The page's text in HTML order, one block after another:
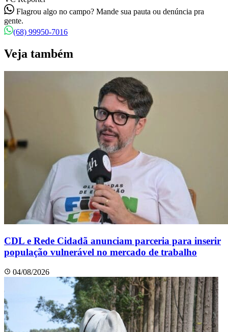
Flagrou algo no campo? Mande sua pauta ou denúncia pra
gente.
(68) 99950-7016
Veja também
CDL e Rede Cidadã anunciam parceria para inserir
população vulnerável no mercado de trabalho
04/08/2026